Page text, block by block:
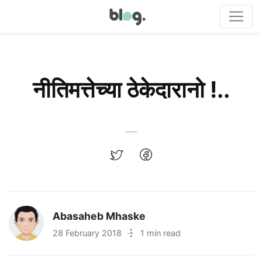
नीतिमत्तेच्या ठेकेदारानो !..
Abasaheb Mhaske
28 February 2018 · 1 min read